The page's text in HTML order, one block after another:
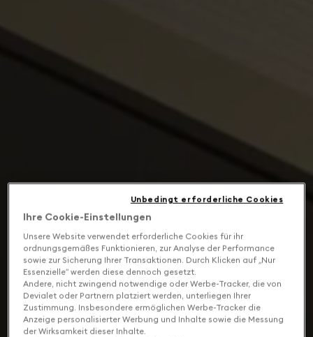
Ihre Cookie-Einstellungen
Unsere Website verwendet erforderliche Cookies für ihr
ordnungsgemäßes Funktionieren, zur Analyse der Performance
sowie zur Sicherung Ihrer Transaktionen. Durch Klicken auf „Nur
Essenzielle“ werden diese dennoch gesetzt.
Andere, nicht zwingend notwendige oder Werbe-Tracker, die von
Devialet oder Partnern platziert werden, unterliegen Ihrer
Zustimmung. Insbesondere ermöglichen Werbe-Tracker die
Anzeige personalisierter Werbung und Inhalte sowie die Messung
der Wirksamkeit dieser Inhalte.
Unbedingt erforderliche Cookies